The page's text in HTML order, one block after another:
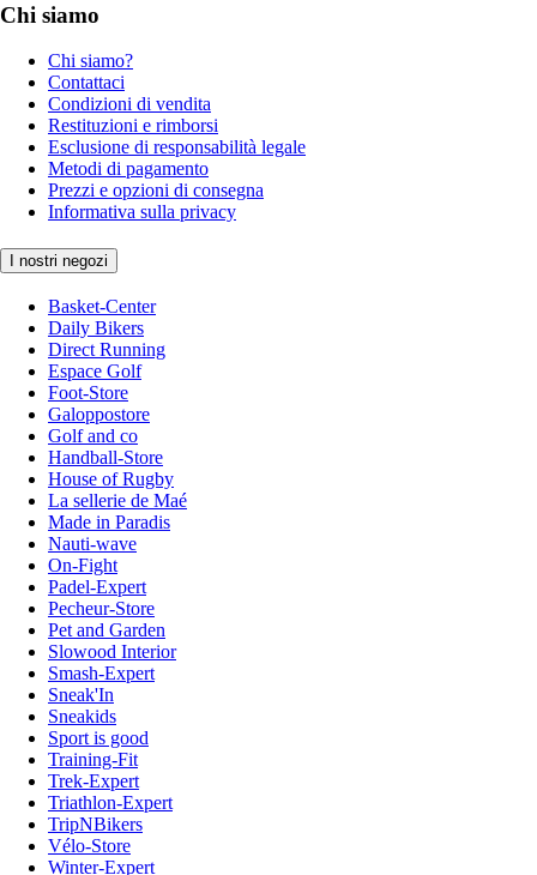
Chi siamo
Chi siamo?
Contattaci
Condizioni di vendita
Restituzioni e rimborsi
Esclusione di responsabilità legale
Metodi di pagamento
Prezzi e opzioni di consegna
Informativa sulla privacy
I nostri negozi
Basket-Center
Daily Bikers
Direct Running
Espace Golf
Foot-Store
Galoppostore
Golf and co
Handball-Store
House of Rugby
La sellerie de Maé
Made in Paradis
Nauti-wave
On-Fight
Padel-Expert
Pecheur-Store
Pet and Garden
Slowood Interior
Smash-Expert
Sneak'In
Sneakids
Sport is good
Training-Fit
Trek-Expert
Triathlon-Expert
TripNBikers
Vélo-Store
Winter-Expert